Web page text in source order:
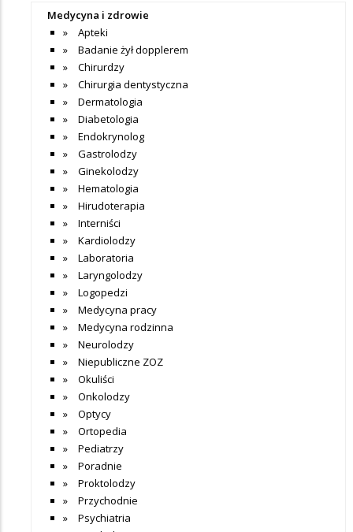
Medycyna i zdrowie
Apteki
Badanie żył dopplerem
Chirurdzy
Chirurgia dentystyczna
Dermatologia
Diabetologia
Endokrynolog
Gastrolodzy
Ginekolodzy
Hematologia
Hirudoterapia
Interniści
Kardiolodzy
Laboratoria
Laryngolodzy
Logopedzi
Medycyna pracy
Medycyna rodzinna
Neurolodzy
Niepubliczne ZOZ
Okuliści
Onkolodzy
Optycy
Ortopedia
Pediatrzy
Poradnie
Proktolodzy
Przychodnie
Psychiatria